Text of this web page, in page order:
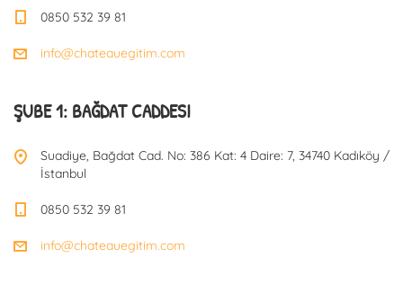
0850 532 39 81
info@chateauegitim.com
ŞUBE 1: BAĞDAT CADDESI
Suadiye, Bağdat Cad. No: 386 Kat: 4 Daire: 7, 34740 Kadıköy /
İstanbul
0850 532 39 81
info@chateauegitim.com